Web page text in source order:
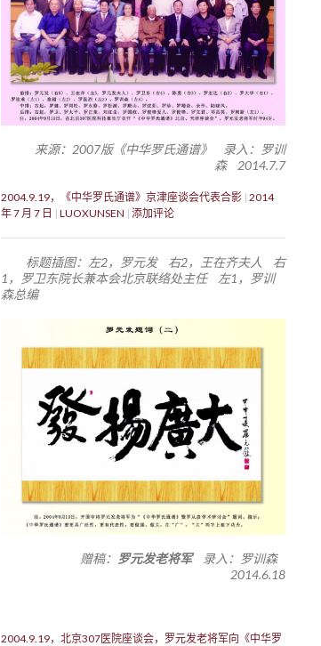
来源：2007版《中华罗氏通谱》 录入：罗训
森 2014.7.7
2004.9.19，《中华罗氏通谱》京津座谈会代表合影 2014
年 7 月 7 日
LUOXUNSEN 添加评论
标题插图：左2，罗元发 右2，王在齐夫人 右
1，罗卫东院长兼本会北京联络处主任 左1，罗训
森总编
赠稿： 罗元发老将军录入：罗训森
2014.6.18
2004.9.19，北京307医院座谈会，罗元发老将军向《中华罗